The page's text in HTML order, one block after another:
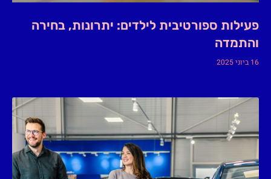
פעילות ספורטיבית לילדים: יתרונות, בחירה
והתמדה
16 ביוני 2025